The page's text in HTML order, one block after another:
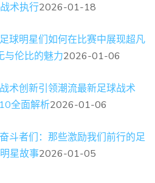
术执行2026-01-18
球明星们如何在比赛中展现超凡
与伦比的魅力2026-01-06
术创新引领潮流最新足球战术
全面解析2026-01-06
斗者们：那些激励我们前行的足
星故事2026-01-05